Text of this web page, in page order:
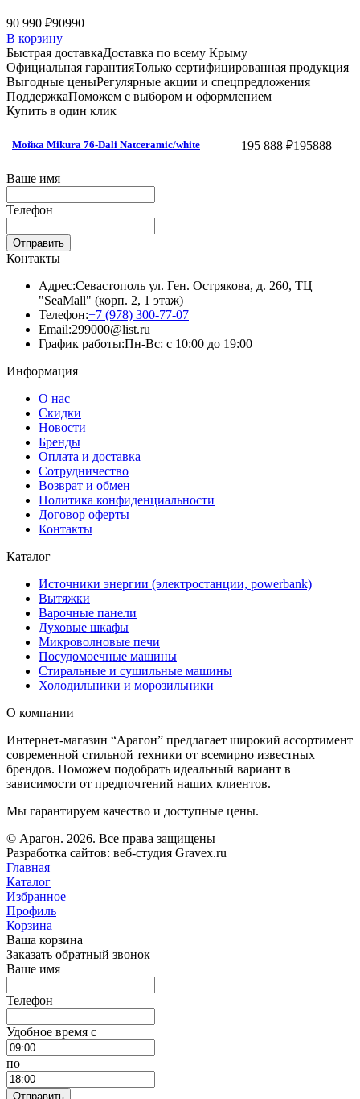
90 990 ₽90990
В корзину
Быстрая доставкаДоставка по всему Крыму
Официальная гарантияТолько сертифицированная продукция
Выгодные ценыРегулярные акции и спецпредложения
ПоддержкаПоможем с выбором и оформлением
Купить в один клик
Мойка Mikura 76-Dali Natceramic/white 195 888 ₽195888
Ваше имя
Телефон
Отправить
Контакты
Адрес:Севастополь ул. Ген. Острякова, д. 260, ТЦ
"SeaMall" (корп. 2, 1 этаж)
Телефон:+7 (978) 300-77-07
Email:299000@list.ru
График работы:Пн-Вс: с 10:00 до 19:00
Информация
О нас
Скидки
Новости
Бренды
Оплата и доставка
Сотрудничество
Возврат и обмен
Политика конфиденциальности
Договор оферты
Контакты
Каталог
Источники энергии (электростанции, powerbank)
Вытяжки
Варочные панели
Духовые шкафы
Микроволновые печи
Посудомоечные машины
Стиральные и сушильные машины
Холодильники и морозильники
О компании
Интернет-магазин “Арагон” предлагает широкий ассортимент
современной стильной техники от всемирно известных
брендов. Поможем подобрать идеальный вариант в
зависимости от предпочтений наших клиентов.
Мы гарантируем качество и доступные цены.
© Арагон. 2026. Все права защищены
Разработка сайтов: веб-студия Gravex.ru
Главная
Каталог
Избранное
Профиль
Корзина
Ваша корзина
Заказать обратный звонок
Ваше имя
Телефон
Удобное время c
по
Отправить